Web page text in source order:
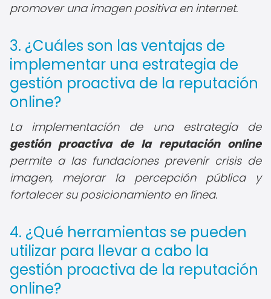
promover una imagen positiva en internet.
3. ¿Cuáles son las ventajas de
implementar una estrategia de
gestión proactiva de la reputación
online?
La implementación de una estrategia de
gestión proactiva de la reputación online
permite a las fundaciones prevenir crisis de
imagen, mejorar la percepción pública y
fortalecer su posicionamiento en línea.
4. ¿Qué herramientas se pueden
utilizar para llevar a cabo la
gestión proactiva de la reputación
online?